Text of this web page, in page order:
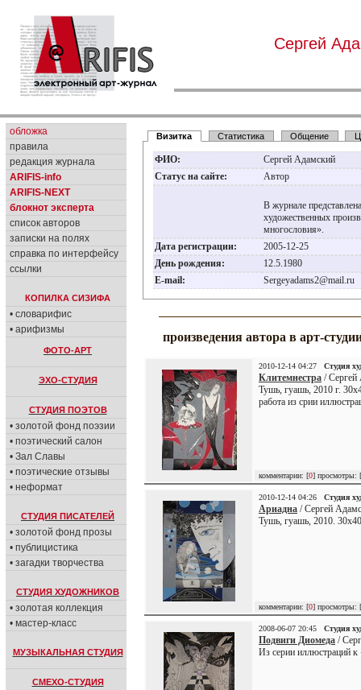
Сергей
обложка
правила
редакция журнала
ARIFIS-info
ARIFIS-NEXT
блокнот эксперта
список авторов
записки на полях
справка по интерфейсу
ссылки
КОПИЛКА СИЗИФА
• словарифис
• арифизмы
ФОТО-АРТ
ЭХО-СТУДИЯ
СТУДИЯ ПОЭТОВ
• золотой фонд поэзии
• поэтический салон
• Зал Славы
• поэтические отзывы
• неформат
СТУДИЯ ПИСАТЕЛЕЙ
• золотой фонд прозы
• публицистика
• загадки творчества
СТУДИЯ ХУДОЖНИКОВ
• золотая коллекция
• мастер-класс
МУЗЫКАЛЬНАЯ СТУДИЯ
СМЕХО-СТУДИЯ
Визитка Статистика Общение
ФИО:
Сергей Адамский
Статус на сайте:
Автор
В журнале
художественных
многословия».
Дата регистрации:
2005-12-25
День рождения:
12.5.1980
E-mail:
Sergeyadams2@mail.ru
произведения автора в арт-
2010-12-14 04:27 Студия
Клитемнестра / Сергей
Тушь, гуашь, 2010 г.
работа из срии
комментарии: [0] просмотры: [
2010-12-14 04:26 Студия
Ариадна / Сергей
Тушь, гуашь, 2010.
комментарии: [0] просмотры: [
2008-06-07 20:45 Студия
Подвиги Диомеда /
Из серии иллюстраций к